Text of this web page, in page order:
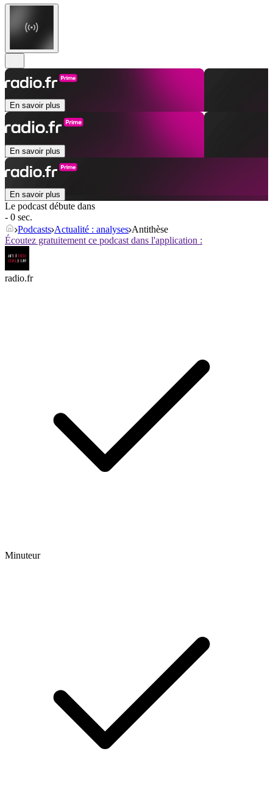
En savoir plus
En savoir plus
En savoir plus
Le podcast débute dans
- 0 sec.
Podcasts Actualité : analyses Antithèse
Écoutez gratuitement ce podcast dans l'application :
radio.fr
Minuteur